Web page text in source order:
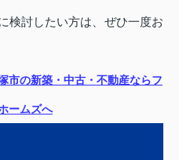
検討したい方は、ぜひ一度お
市の新築・中古・不動産ならフ
ームズへ